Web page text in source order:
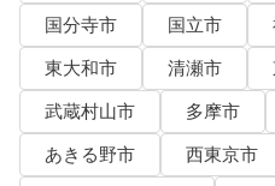
国分寺市
国立市
東大和市
清瀬市
武蔵村山市
多摩市
あきる野市
西東京市